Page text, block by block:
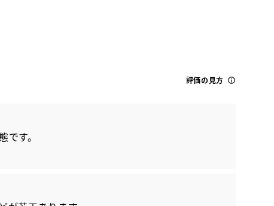
評価の見方
す。